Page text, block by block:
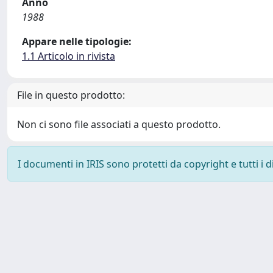
1988
Appare nelle tipologie:
1.1 Articolo in rivista
File in questo prodotto:
Non ci sono file associati a questo prodotto.
I documenti in IRIS sono protetti da copyright e tutti i